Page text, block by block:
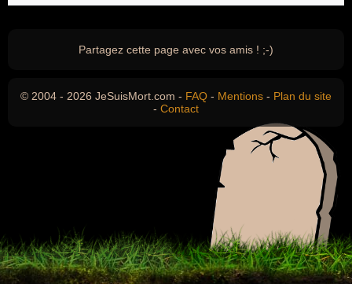
Partagez cette page avec vos amis ! ;-)
© 2004 - 2026 JeSuisMort.com - FAQ - Mentions - Plan du site
- Contact